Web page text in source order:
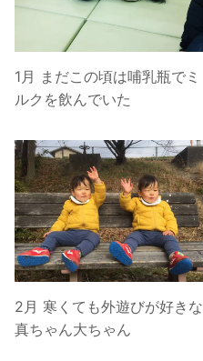
1月 まだこの頃は哺乳瓶でミ
ルクを飲んでいた
2月 寒くても外遊びが好きな
真ちゃん大ちゃん